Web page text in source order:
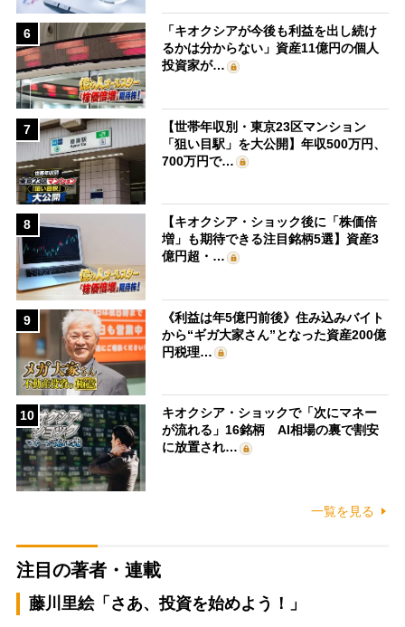
6
「キオクシアが今後も利益を出し続け
るかは分からない」資産11億円の個人
投資家が…
7
【世帯年収別・東京23区マンション
「狙い目駅」を大公開】年収500万円、
700万円で…
8
【キオクシア・ショック後に「株価倍
増」も期待できる注目銘柄5選】資産3
億円超・…
9
《利益は年5億円前後》住み込みバイト
から“ギガ大家さん”となった資産200億
円税理…
10
キオクシア・ショックで「次にマネー
が流れる」16銘柄 AI相場の裏で割安
に放置され…
一覧を見る
注目の著者・連載
藤川里絵「さあ、投資を始めよう！」